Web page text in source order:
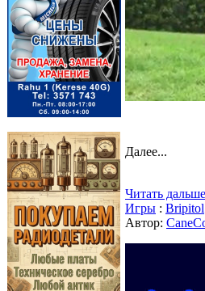
Далее...
Читать
Игры : Bripitol
Автор: